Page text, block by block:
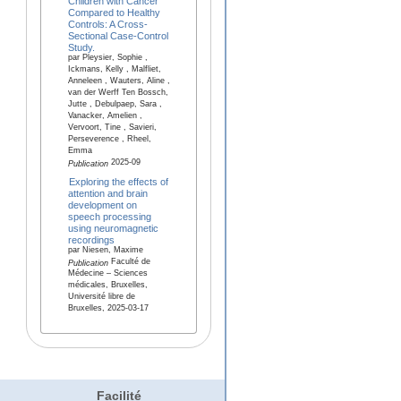
Compared to Healthy
Controls: A Cross-
Sectional Case-Control
Study.
par Pleysier, Sophie ,
Ickmans, Kelly , Malfliet,
Anneleen , Wauters, Aline ,
van der Werff Ten Bossch,
Jutte , Debulpaep, Sara ,
Vanacker, Amelien ,
Vervoort, Tine , Savieri,
Perseverence , Rheel,
Emma
Publication2025-09
Exploring the effects of
attention and brain
development on
speech processing
using neuromagnetic
recordings
par Niesen, Maxime
PublicationFaculté de
Médecine – Sciences
médicales, Bruxelles,
Université libre de
Bruxelles, 2025-03-17
Facilité